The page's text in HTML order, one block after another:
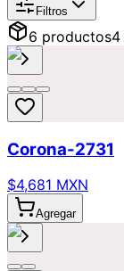
Filtros
6 productos4
Corona-2731
$4,681 MXN
Agregar